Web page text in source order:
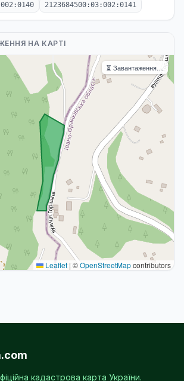
2123684500:03:002:0141
НА КАРТІ
⏳ Завантаження…
Leaflet | ©OpenStreetMapcontributors
кадастрова карта України.